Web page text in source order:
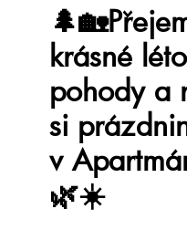
krásné
pohody a
si
v
🌿☀️